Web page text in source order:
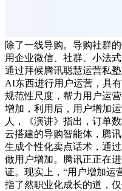
除了一线导购。导购社群
用企业微信、社群、小法
通过拜候腾讯聪慧运营私
AI东西进行用户运营，具
规范性尺度，帮力用户运
增加，利用后，用户增加
人，《演讲》指出，订单
云搭建的导购智能体，腾
生成个性化卖点话术，通
做用户增加。腾讯正正在
证。现实上，“用户增加运
指了然职业化成长的道，